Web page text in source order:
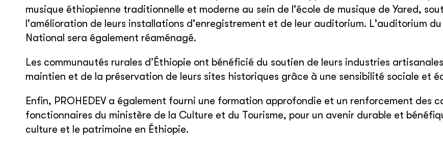
musique éthiopienne traditionnelle et moderne au sein de l'école de musique de Yared,
l'amélioration de leurs installations d'enregistrement et de leur auditorium. L'auditorium
National sera également réaménagé.
Les communautés rurales d’Éthiopie ont bénéficié du soutien de leurs industries
maintien et de la préservation de leurs sites historiques grâce à une sensibilité sociale et
Enfin, PROHEDEV a également fourni une formation approfondie et un renforcement des
fonctionnaires du ministère de la Culture et du Tourisme, pour un avenir durable et
culture et le patrimoine en Éthiopie.